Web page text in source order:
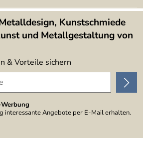
Kunstschmiede
und Metallgestaltung von
& Vorteile sichern
interessante Angebote per E-Mail erhalten.
nicht an andere Unternehmen
Zwecken wird in anonymer Form